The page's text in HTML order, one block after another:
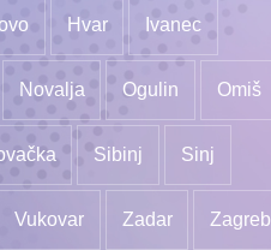
Hvar Ivanec
Novalja Ogulin Omiš
Sibinj Sinj
Vukovar Zadar Zagreb